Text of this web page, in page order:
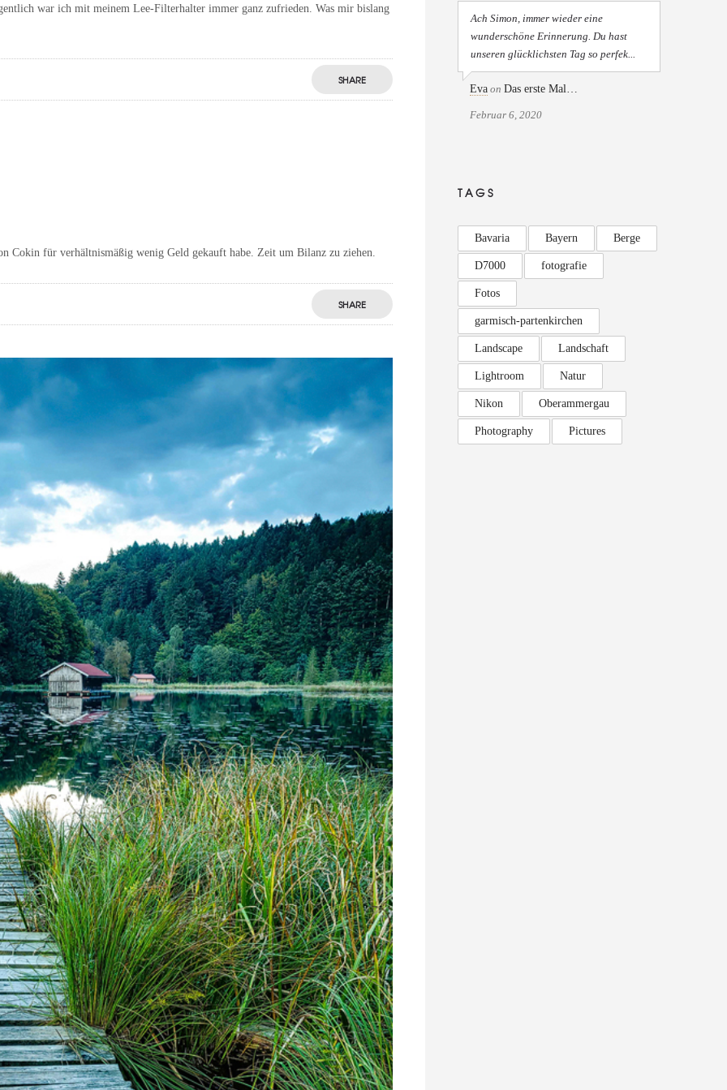
war ich mit meinem Lee-Filterhalter immer ganz zufrieden. Was mir bislang
SHARE
Cokin für verhältnismäßig wenig Geld gekauft habe. Zeit um Bilanz zu ziehen.
SHARE
Ach Simon, immer wieder eine
wunderschöne Erinnerung. Du hast
unseren glücklichsten Tag so perfek...
Eva on Das erste Mal…
Februar 6, 2020
TAGS
Bavaria Bayern Berge
D7000 fotografie
Fotos
garmisch-partenkirchen
Landscape Landschaft
Lightroom Natur
Nikon Oberammergau
Photography Pictures